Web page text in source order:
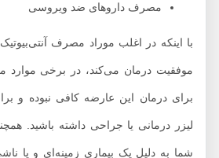
مصرف داروهای ضد ویروسی
با اینکه در اغلب موراد مصرف آنتی‌بیوتیک‌ها
موفقیت درمان می‌کند، در برخی موارد
برای درمان این عارضه کافی نبوده و برای
لیزر درمانی یا جراحی داشته باشید. همچنین
شما به دلیل یک بیماری زمینه‌ای و یا ناشی از